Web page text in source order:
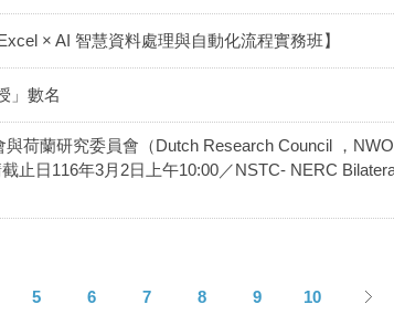
× AI 智慧資料處理與自動化流程實務班】
」數名
與荷蘭研究委員會（Dutch Research Council ，
止日116年3月2日上午10:00／NSTC- NERC
5 6 7 8 9 10